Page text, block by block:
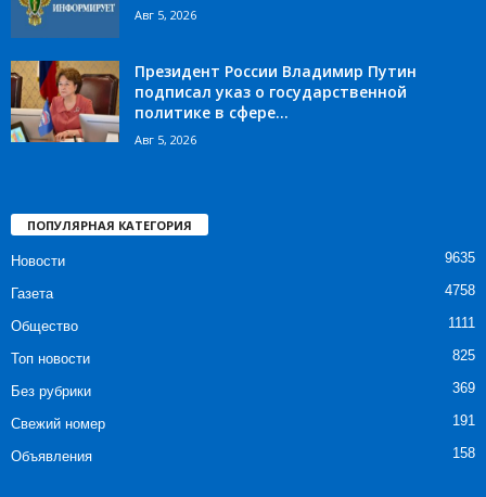
Авг 5, 2026
Президент России Владимир Путин
подписал указ о государственной
политике в сфере...
Авг 5, 2026
ПОПУЛЯРНАЯ КАТЕГОРИЯ
Новости 9635
Газета 4758
Общество 1111
Топ новости 825
Без рубрики 369
Свежий номер 191
Объявления 158